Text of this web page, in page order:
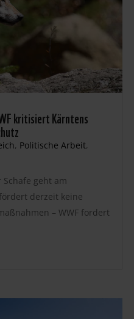
kritisiert Kärntens
, Politische Arbeit,
geht am
derzeit keine
– WWF fordert